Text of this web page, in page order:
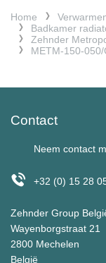
Home
Badkamer
Zehnder
METM-150-
Contact
Neem contact
+32 (0) 15 28
Zehnder Group
Wayenborgstraat 21
2800 Mechelen
België